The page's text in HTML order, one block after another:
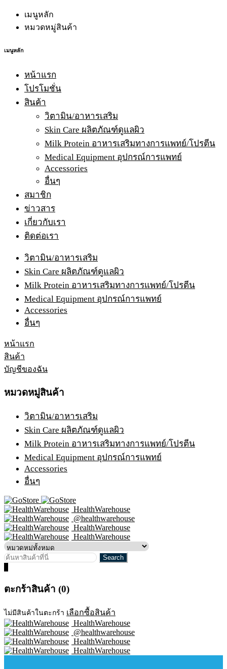
เมนูหลัก
หมวดหมู่สินค้า
เมนูหลัก
หน้าแรก
โปรโมชั่น
สินค้า
วิตามิน/อาหารเสริม
Skin Care ผลิตภัณฑ์ดูแลผิว
Milk Protein อาหารเสริมทางการแพทย์/โปรตีน
Medical Equipment อุปกรณ์การแพทย์
Accessories
อื่นๆ
สมาชิก
ข่าวสาร
เกี่ยวกับเรา
ติดต่อเรา
วิตามิน/อาหารเสริม
Skin Care ผลิตภัณฑ์ดูแลผิว
Milk Protein อาหารเสริมทางการแพทย์/โปรตีน
Medical Equipment อุปกรณ์การแพทย์
Accessories
อื่นๆ
หน้าแรก
สินค้า
บัญชีของฉัน
หมวดหมู่สินค้า
วิตามิน/อาหารเสริม
Skin Care ผลิตภัณฑ์ดูแลผิว
Milk Protein อาหารเสริมทางการแพทย์/โปรตีน
Medical Equipment อุปกรณ์การแพทย์
Accessories
อื่นๆ
HealthWarehouse
@healthwarehouse
HealthWarehouse
HealthWarehouse
ตะกร้าสินค้า (0)
ไม่มีสินค้าในตะกร้า เลือกซื้อสินค้า
HealthWarehouse
@healthwarehouse
HealthWarehouse
HealthWarehouse